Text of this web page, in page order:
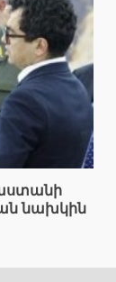
նախկին